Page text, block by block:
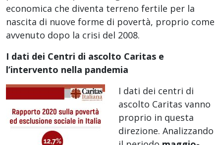
economica che diventa terreno fertile per la
nascita di nuove forme di povertà, proprio come
avvenuto dopo la crisi del 2008.
I dati dei Centri di ascolto Caritas e
l’intervento nella pandemia
I dati dei centri di
ascolto Caritas vanno
proprio in questa
direzione. Analizzando